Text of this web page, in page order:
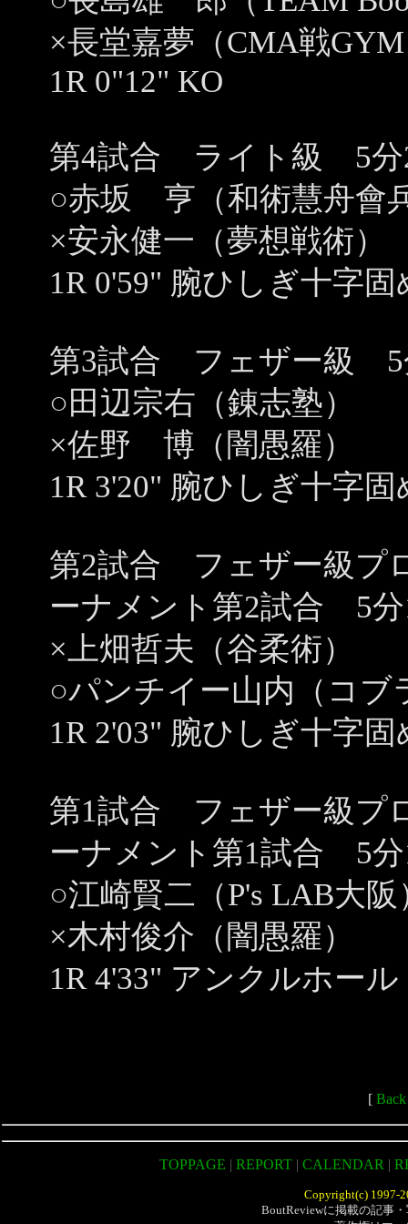
×長堂嘉夢（CMA戦
1R 0"12" KO
第4試合 ライト級 5分
○赤坂 亨（和術慧舟會
×安永健一（夢想戦術）
1R 0'59" 腕ひしぎ十字固
第3試合 フェザー級 5
○田辺宗右（錬志塾）
×佐野 博（闇愚羅）
1R 3'20" 腕ひしぎ十字固
第2試合 フェザー級プ
ーナメント第2試合 5分
×上畑哲夫（谷柔術）
○パンチイー山内（コブ
1R 2'03" 腕ひしぎ十字固
第1試合 フェザー級プ
ーナメント第1試合 5分
○江崎賢二（P's LAB大阪
×木村俊介（闇愚羅）
1R 4'33" アンクルホール
[
TOPPAGE | REPORT| CALENDAR |
Copyright(c) 1997-
BoutReviewに掲載の記事